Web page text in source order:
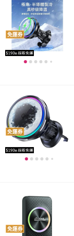
免運券
免運券
免運券